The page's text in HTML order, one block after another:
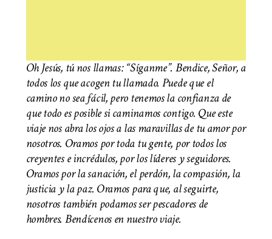
Oh Jesús, tú nos llamas: “Síganme”. Bendice, Señor, a
todos los que acogen tu llamado. Puede que el
camino no sea fácil, pero tenemos la confianza de
que todo es posible si caminamos contigo. Que este
viaje nos abra los ojos a las maravillas de tu amor por
nosotros. Oramos por toda tu gente, por todos los
creyentes e incrédulos, por los líderes y seguidores.
Oramos por la sanación, el perdón, la compasión, la
justicia y la paz. Oramos para que, al seguirte,
nosotros también podamos ser pescadores de
hombres. Bendícenos en nuestro viaje.